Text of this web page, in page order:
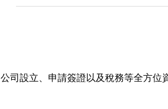
司設立、申請簽證以及稅務等全方位